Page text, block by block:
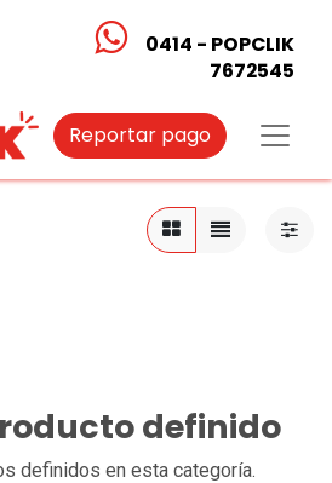
0414 - POPCLIK
7672545
Reportar pago
definido
definidos en esta categoría.